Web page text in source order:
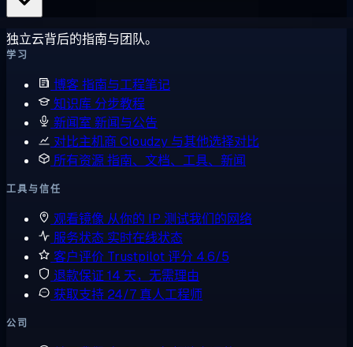
独立云背后的指南与团队。
学习
博客指南与工程笔记
知识库 分步教程
新闻室 新闻与公告
对比主机商 Cloudzy 与其他选择对比
所有资源指南、文档、工具、新闻
工具与信任
观看镜像 从你的 IP 测试我们的网络
服务状态 实时在线状态
客户评价 Trustpilot 评分 4.6/5
退款保证 14 天，无需理由
获取支持 24/7 真人工程师
公司